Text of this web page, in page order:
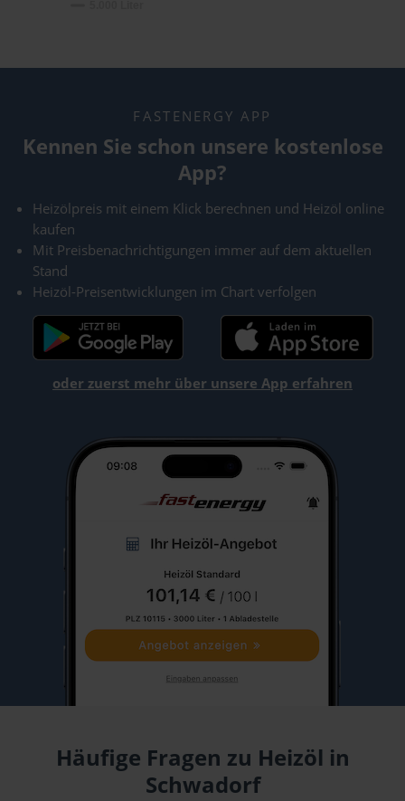
FASTENERGY APP
Kennen Sie schon unsere kostenlose
App?
Heizölpreis mit einem Klick berechnen und Heizöl online
kaufen
Mit Preisbenachrichtigungen immer auf dem aktuellen
Stand
Heizöl-Preisentwicklungen im Chart verfolgen
oder zuerst mehr über unsere App erfahren
Häufige Fragen zu Heizöl in
Schwadorf